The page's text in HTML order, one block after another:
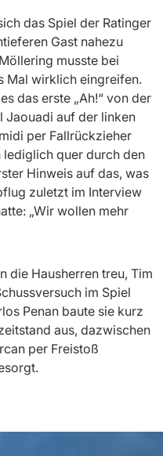
das Spiel der Ratinger
Gast nahezu
musste bei
Mal wirklich eingreifen.
das erste „Ah!“ von der
Jaouadi auf der linken
per Fallrückzieher
lediglich quer durch den
Hinweis auf das, was
zuletzt im Interview
„Wir wollen mehr
die Hausherren treu, Tim
im Spiel
Penan baute sie kurz
aus, dazwischen
per Freistoß